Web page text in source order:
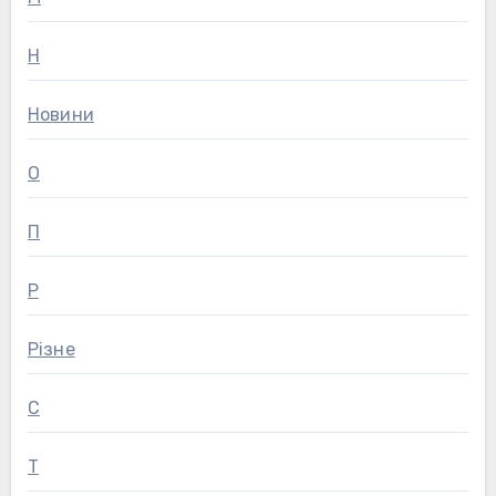
Н
Новини
О
П
Р
Різне
С
Т